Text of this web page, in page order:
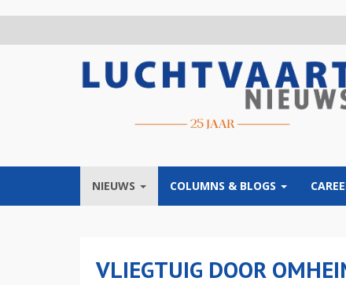
NIEUWS COLUMNS & BLOGS
VLIEGTUIG DOOR